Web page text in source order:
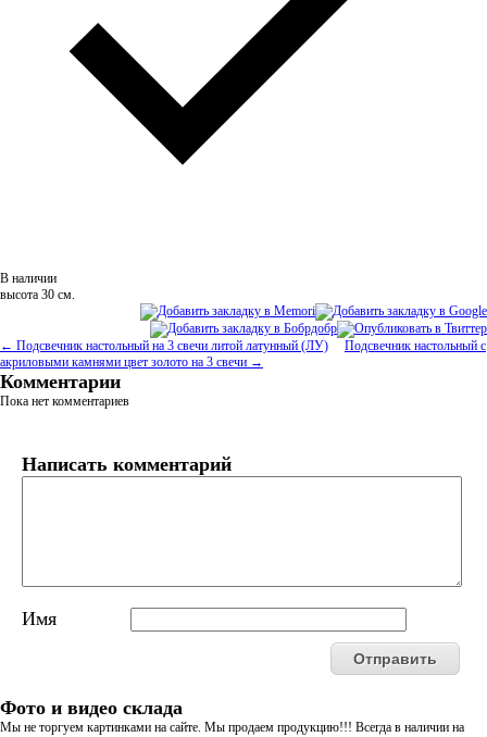
В наличии
высота 30 см.
← Подсвечник настольный на 3 свечи литой латунный (ЛУ)
Подсвечник настольный с
акриловыми камнями цвет золото на 3 свечи →
Комментарии
Пока нет комментариев
Написать комментарий
Имя
Фото и видео склада
Мы не торгуем картинками на сайте. Мы продаем продукцию!!! Всегда в наличии на